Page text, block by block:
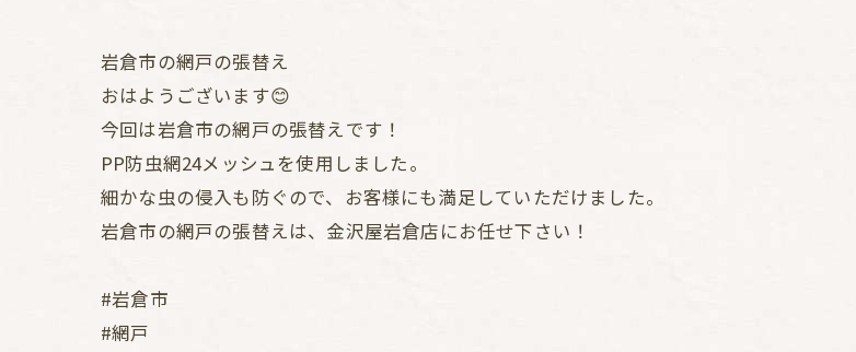
岩倉市の網戸の張替え
おはようございます😊
今回は岩倉市の網戸の張替えです！
PP防虫網24メッシュを使用しました。
細かな虫の侵入も防ぐので、お客様にも満足していただけました。
岩倉市の網戸の張替えは、金沢屋岩倉店にお任せ下さい！
#岩倉市
#網戸